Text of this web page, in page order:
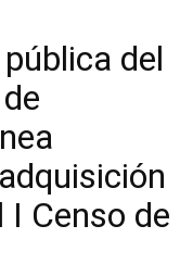
del
Censo de